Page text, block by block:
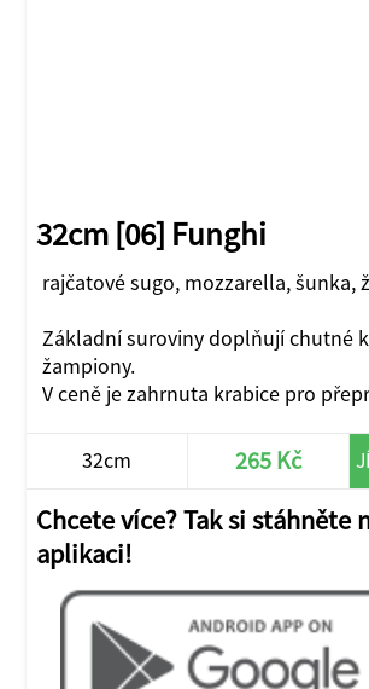
32cm [06] Funghi
rajčatové sugo, mozzarella, šunka,
Základní suroviny doplňují chutné
žampiony.
V ceně je zahrnuta krabice pro
32cm 265 Kč
Chcete více? Tak si stáhněte
aplikaci!